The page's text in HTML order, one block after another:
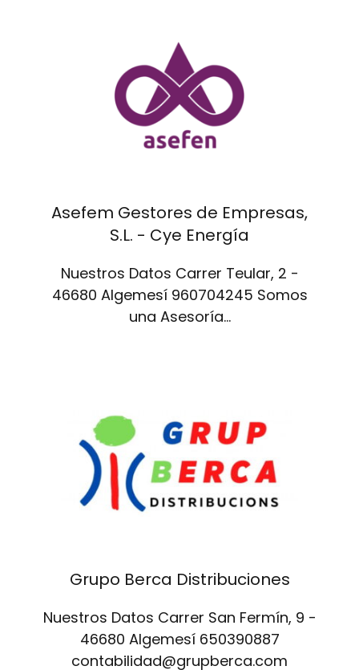
Asefem Gestores de Empresas,
S.L. - Cye Energía
Nuestros Datos Carrer Teular, 2 -
46680 Algemesí 960704245 Somos
una Asesoría…
Grupo Berca Distribuciones
Nuestros Datos Carrer San Fermín, 9 -
46680 Algemesí 650390887
contabilidad@grupberca.com